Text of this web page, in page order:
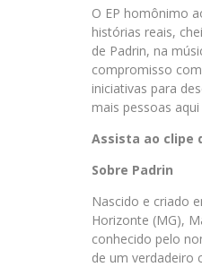
O EP homônimo
histórias reais,
de Padrin, na
compromisso
iniciativas para
mais pessoas
Assista ao clipe
Sobre Padrin
Nascido e criado
Horizonte (MG),
conhecido pelo
de um verdadeiro